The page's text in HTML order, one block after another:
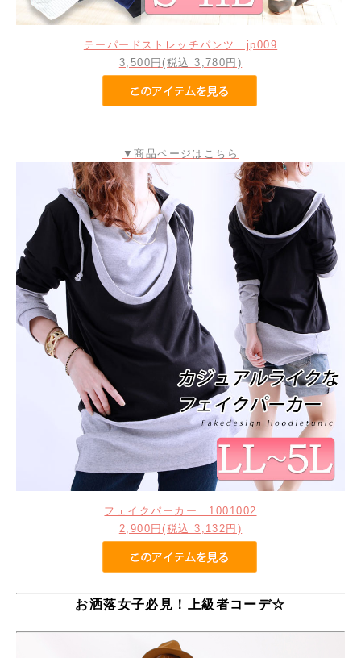
テーパードストレッチパンツ jp009
3,500円(税込 3,780円)
▼商品ページはこちら
フェイクパーカー 1001002
2,900円(税込 3,132円)
お洒落女子必見！上級者コーデ☆